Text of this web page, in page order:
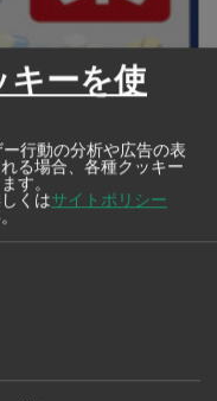
TOPS」で買える薬
キーを使
行動の分析や広告の表
る場合、各種クッキー
す。
くはサイトポリシー